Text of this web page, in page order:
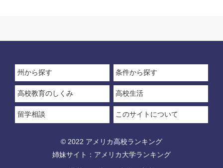
州から探す 条件から探す
高校教育のしくみ 高校生活
留学相談 このサイトについて
© 2022 アメリカ高校ランキング
姉妹サイト： アメリカ大学ランキング